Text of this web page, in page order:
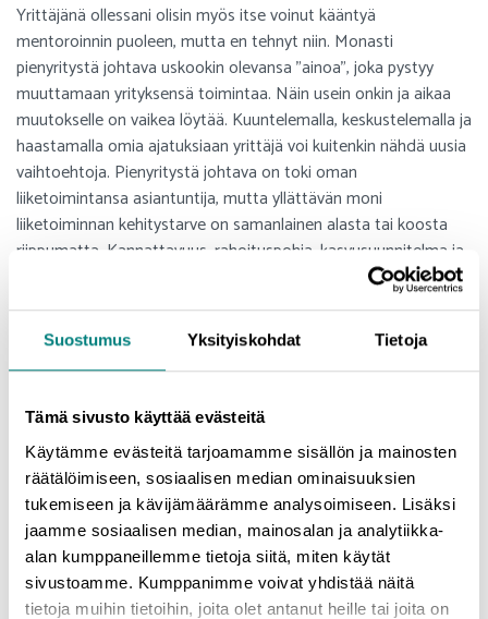
Suostumus Yksityiskohdat Tietoja
Tämä sivusto käyttää evästeitä
Käytämme evästeitä tarjoamamme sisällön ja mainosten
räätälöimiseen, sosiaalisen median ominaisuuksien
tukemiseen ja kävijämäärämme analysoimiseen. Lisäksi
jaamme sosiaalisen median, mainosalan ja analytiikka-
alan kumppaneillemme tietoja siitä, miten käytät
sivustoamme. Kumppanimme voivat yhdistää näitä
tietoja muihin tietoihin, joita olet antanut heille tai joita on
Yrittäjänä ollessani olisin myös itse voinut kääntyä
mentoroinnin puoleen, mutta en tehnyt niin. Monasti
pienyritystä johtava uskookin olevansa ”ainoa”, joka pystyy
muuttamaan yrityksensä toimintaa. Näin usein onkin ja aikaa
muutokselle on vaikea löytää. Kuuntelemalla, keskustelemalla ja
haastamalla omia ajatuksiaan yrittäjä voi kuitenkin nähdä uusia
vaihtoehtoja. Pienyritystä johtava on toki oman
liiketoimintansa asiantuntija, mutta yllättävän moni
liiketoiminnan kehitystarve on samanlainen alasta tai koosta
riippumatta. Kannattavuus, rahoituspohja, kasvusuunnitelma ja
johtaminen sekä viestintä ovat tekijöitä, joita lähes kaikki
yritykset joutuvat pohtimaan.
Mentoroinnin hyöty on suurin ehkä silloin, kun yrittäjä on tehnyt
päätöksen, että haluaa kasvattaa tai kehittää yritystään. Silloin
on kuitenkin se, joka päättää.
Olen varsin uusi mentori, mutta uskon, että mentorointi
kehittää myös minua. Pääsen haastamaan omia ajatuksiani ja
eri tehtävissä opittua. Toivon tietysti, että mentoroitava kokee
saavansa hyötyä mentoroinnista. Parhaimmillaan yksi ilmoille
heitetty ajatus voi saada aikaan muutoksen.